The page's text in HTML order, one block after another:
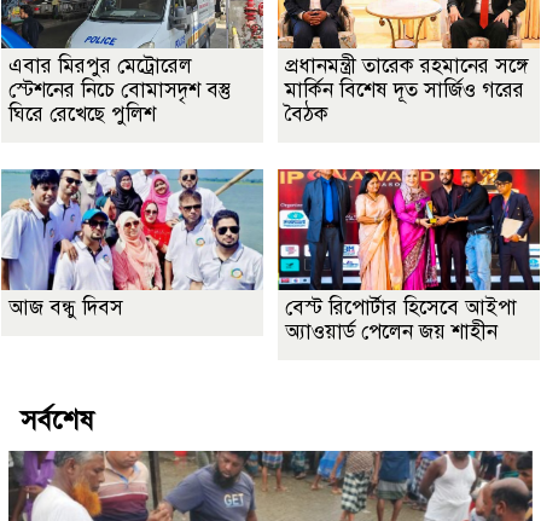
এবার মিরপুর মেট্রোরেল
স্টেশনের নিচে বোমাসদৃশ বস্তু
ঘিরে রেখেছে পুলিশ
প্রধানমন্ত্রী তারেক রহমানের সঙ্গে
মার্কিন বিশেষ দূত সার্জিও গরের
বৈঠক
আজ বন্ধু দিবস
বেস্ট রিপোর্টার হিসেবে আইপা
অ্যাওয়ার্ড পেলেন জয় শাহীন
সর্বশেষ